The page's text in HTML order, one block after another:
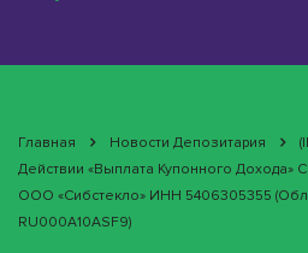
Главная Новости Депозитария
Действии «Выплата Купонного Дохода»
ООО «Сибстекло» ИНН 5406305355
RU000A10ASF9)